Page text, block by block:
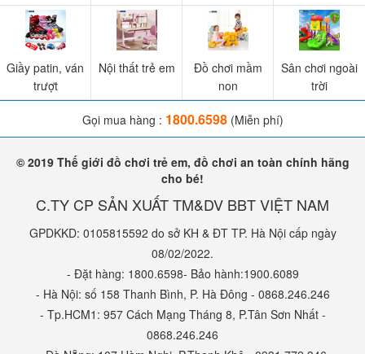
Giầy patin, ván
trượt
Nội thất trẻ em
Đồ chơi mầm
non
Sân chơi ngoài
trời
Gọi mua hàng : 1800.6598(Miễn phí)
© 2019 Thế giới đồ chơi trẻ em, đồ chơi an toàn chính hãng
cho bé!
C.TY CP SẢN XUẤT TM&DV BBT VIỆT NAM
GPDKKD: 0105815592 do sở KH & ĐT TP. Hà Nội cấp ngày
08/02/2022.
- Đặt hàng: 1800.6598- Bảo hành:1900.6089
- Hà Nội: số 158 Thanh Bình, P. Hà Đông - 0868.246.246
- Tp.HCM1: 957 Cách Mạng Tháng 8, P.Tân Sơn Nhất -
0868.246.246